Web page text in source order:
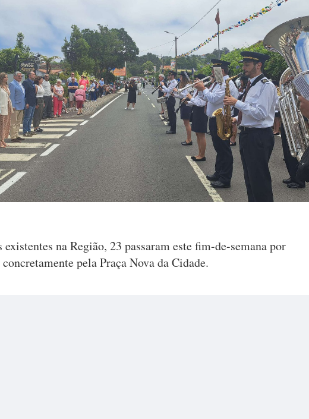
existentes na Região, 23 passaram este fim-de-semana por
pela Praça Nova da Cidade.